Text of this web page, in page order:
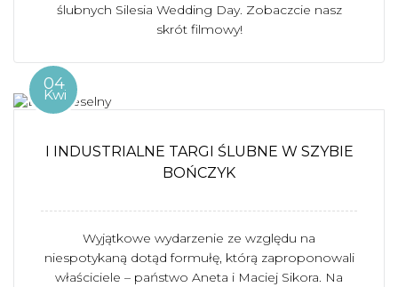
ślubnych Silesia Wedding Day. Zobaczcie nasz
skrót filmowy!
04
Kwi
I INDUSTRIALNE TARGI ŚLUBNE W SZYBIE
BOŃCZYK
Wyjątkowe wydarzenie ze względu na
niespotykaną dotąd formułę, którą zaproponowali
właściciele – państwo Aneta i Maciej Sikora. Na